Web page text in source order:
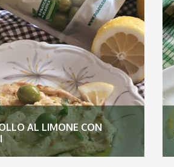
AL LIMONE CON